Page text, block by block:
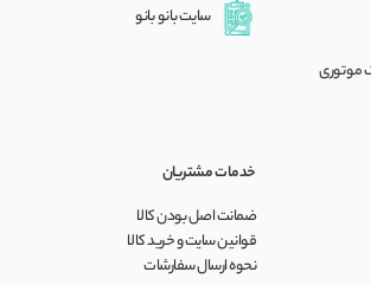
سایت بانو بانو
موتوری
خدمات مشتریان
ضمانت اصل بودن کالا
قوانین سایت و خرید کالا
نحوه ارسال سفارشات